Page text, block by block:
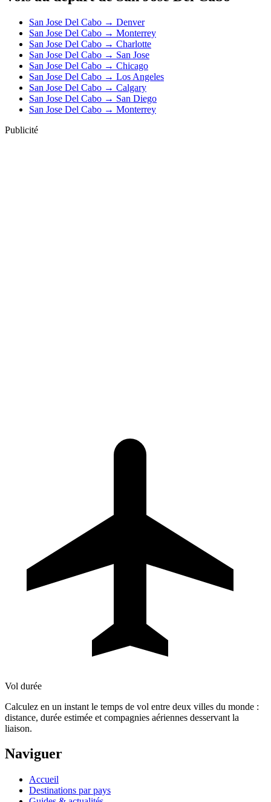
San Jose Del Cabo → Denver
San Jose Del Cabo → Monterrey
San Jose Del Cabo → Charlotte
San Jose Del Cabo → San Jose
San Jose Del Cabo → Chicago
San Jose Del Cabo → Los Angeles
San Jose Del Cabo → Calgary
San Jose Del Cabo → San Diego
San Jose Del Cabo → Monterrey
Publicité
Vol durée
Calculez en un instant le temps de vol entre deux villes du monde :
distance, durée estimée et compagnies aériennes desservant la
liaison.
Naviguer
Accueil
Destinations par pays